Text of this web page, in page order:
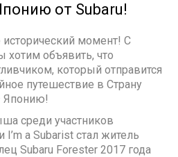
от Subaru!
исторический момент! С
объявить, что
который отправится
путешествие в Страну
Японию!
среди участников
a Subarist стал житель
Subaru Forester 2017 года